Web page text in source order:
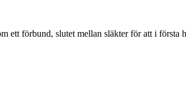
ett förbund, slutet mellan släkter för att i första